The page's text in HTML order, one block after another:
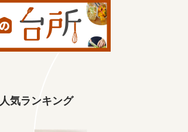
人気ランキング